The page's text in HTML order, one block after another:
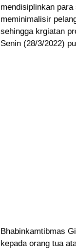
mendisiplinkan
meminimalisir
sehingga krgiatan
Senin (28/3/2022)
Bhabinkamtibmas
kepada orang tua